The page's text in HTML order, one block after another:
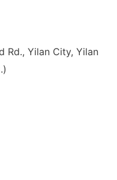
Rd., Yilan City, Yilan